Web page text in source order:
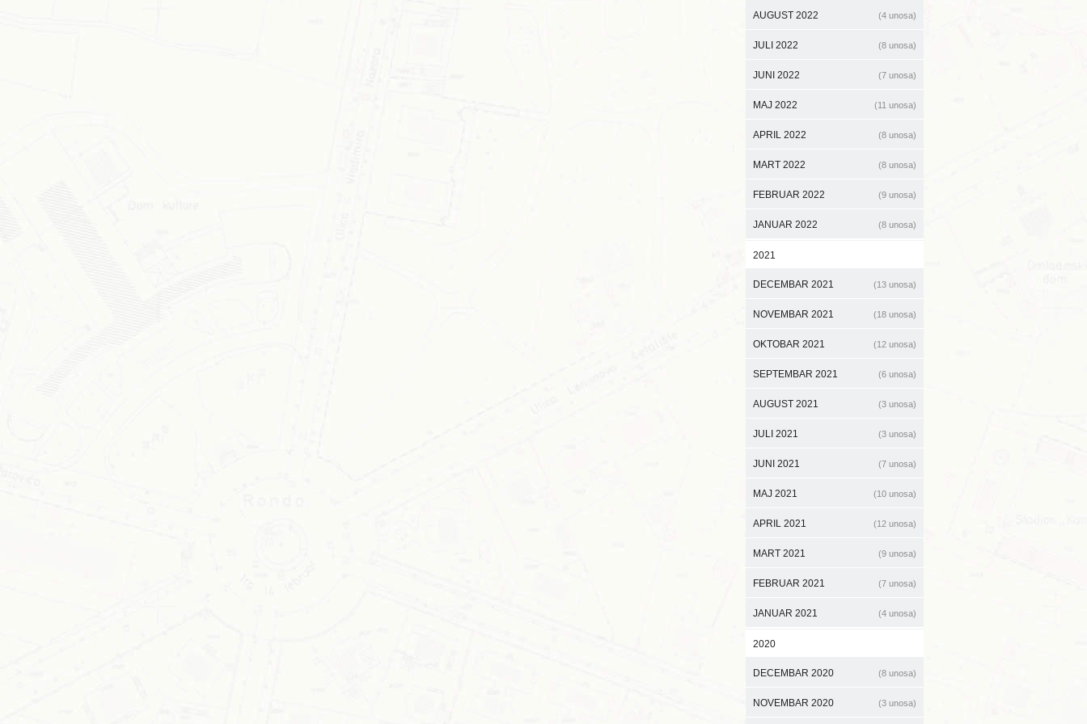
AUGUST 2022 (4 unosa)
JULI 2022 (8 unosa)
JUNI 2022 (7 unosa)
MAJ 2022 (11 unosa)
APRIL 2022 (8 unosa)
MART 2022 (8 unosa)
FEBRUAR 2022 (9 unosa)
JANUAR 2022 (8 unosa)
2021
DECEMBAR 2021 (13 unosa)
NOVEMBAR 2021 (18 unosa)
OKTOBAR 2021 (12 unosa)
SEPTEMBAR 2021 (6 unosa)
AUGUST 2021 (3 unosa)
JULI 2021 (3 unosa)
JUNI 2021 (7 unosa)
MAJ 2021 (10 unosa)
APRIL 2021 (12 unosa)
MART 2021 (9 unosa)
FEBRUAR 2021 (7 unosa)
JANUAR 2021 (4 unosa)
2020
DECEMBAR 2020 (8 unosa)
NOVEMBAR 2020 (3 unosa)